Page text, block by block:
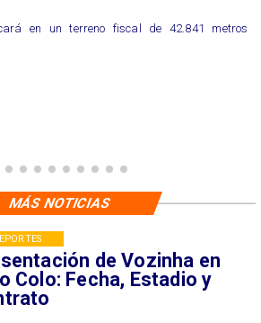
en un terreno fiscal de 42.841 metros
de Vozinha en
Colo: Fecha, Estadio y
MÁS NOTICIAS